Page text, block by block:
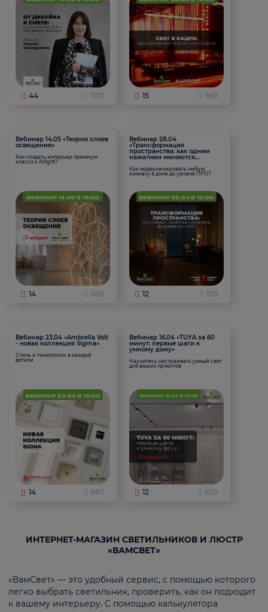
44 1107 15 660
Вебинар 14.05 «Теория слоев
освещения»
Как создать интерьер премиум-
класса с Arlight?
14 660
Вебинар 28.04
«Трансформация
пространства: как одним
нажатием меняются
Как модернизировать любую
комнату в доме до уровня ПРО?
12 1131
Вебинар 23.04 «Ambrella Volt
- новая коллекция Sigma»
Стиль и технологии в каждой
детали
14 687
Вебинар 16.04 «TUYA за 60
минут: первые шаги к
умному дому»
Научитесь настраивать умный свет
для ваших проектов
12 620
ИНТЕРНЕТ-МАГАЗИН СВЕТИЛЬНИКОВ И ЛЮСТР
«ВАМСВЕТ»
«ВамСвет» — это удобный сервис, с помощью которого
легко выбрать светильник, проверить, как он подходит
к вашему интерьеру. С помощью калькулятора